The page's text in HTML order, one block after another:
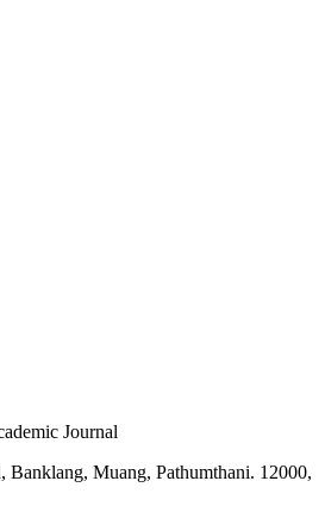
Journal
Banklang, Muang, Pathumthani. 12000,